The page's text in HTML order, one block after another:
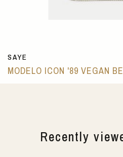
SAYE
MODELO ICON '89 VEGAN
Recently